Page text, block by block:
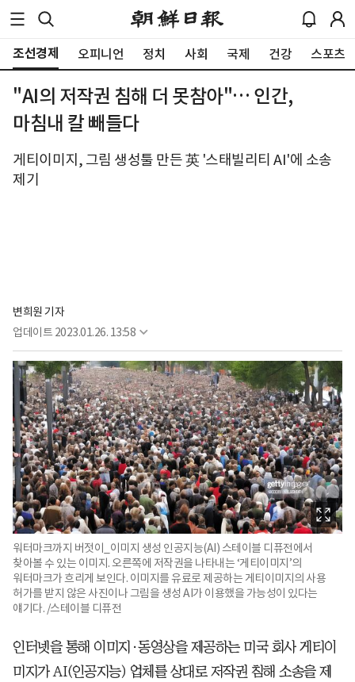
조선경제 오피니언 정치 사회 국제 건강 스포츠
"AI의 저작권 침해 더 못참아"… 인간,
마침내 칼 빼들다
게티이미지, 그림 생성툴 만든 英 '스태빌리티 AI'에 소송
제기
변희원 기자
업데이트 2023.01.26. 13:58
워터마크까지 버젓이_이미지 생성 인공지능(AI) 스테이블 디퓨전에서
찾아볼 수 있는 이미지. 오른쪽에 저작권을 나타내는 ‘게티이미지’의
워터마크가 흐리게 보인다. 이미지를 유료로 제공하는 게티이미지의 사용
허가를 받지 않은 사진이나 그림을 생성 AI가 이용했을 가능성이 있다는
얘기다. /스테이블 디퓨전
인터넷을 통해 이미지·동영상을 제공하는 미국 회사 게티이
미지가 AI(인공지능) 업체를 상대로 저작권 침해 소송을 제